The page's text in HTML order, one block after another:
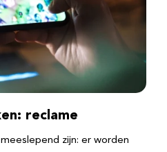
reclame
zijn: er worden